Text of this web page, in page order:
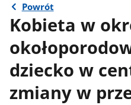
Powrót
Kobieta w
dziecko w
zmiany w